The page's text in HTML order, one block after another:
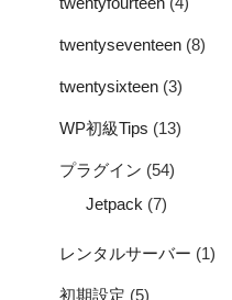
twentyseventeen (8)
twentysixteen (3)
WP初級Tips (13)
プラグイン (54)
Jetpack (7)
レンタルサーバー (1)
初期設定 (5)